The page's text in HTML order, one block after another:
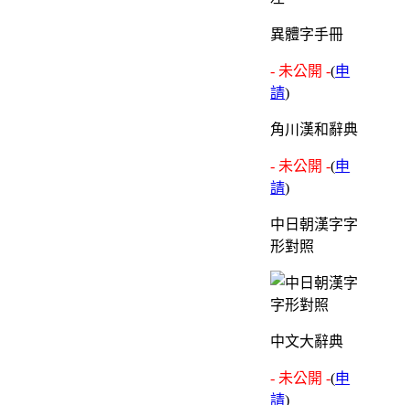
異體字手冊
- 未公開 -(申
請)
角川漢和辭典
- 未公開 -(申
請)
中日朝漢字字
形對照
中文大辭典
- 未公開 -(申
請)